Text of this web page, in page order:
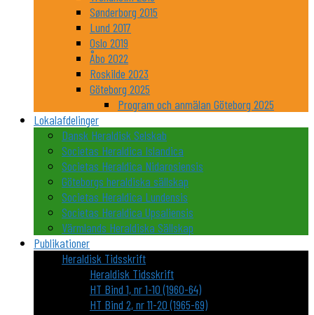
Sønderborg 2015
Lund 2017
Oslo 2019
Åbo 2022
Roskilde 2023
Göteborg 2025
Program och anmälan Göteborg 2025
Lokalafdelinger
Dansk Heraldisk Selskab
Societas Heraldica Islandica
Societas Heraldica Nidarosiensis
Göteborgs heraldiska sällskap
Societas Heraldica Lundensis
Societas Heraldica Upsaliensis
Värmlands Heraldiska Sällskap
Publikationer
Heraldisk Tidsskrift
Heraldisk Tidsskrift
HT Bind 1, nr 1-10 (1960-64)
HT Bind 2, nr 11-20 (1965-69)